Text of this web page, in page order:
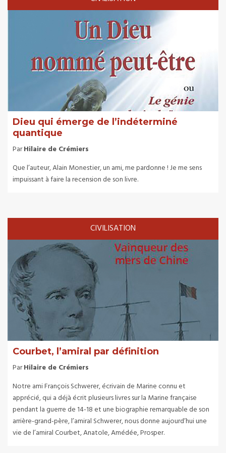
Dieu qui émerge de l’indéterminé
quantique
ParHilaire de Crémiers
Que l’auteur, Alain Monestier, un ami, me pardonne ! Je me sens
impuissant à faire la recension de son livre.
CIVILISATION
Courbet, l’amiral par définition
ParHilaire de Crémiers
Notre ami François Schwerer, écrivain de Marine connu et
apprécié, qui a déjà écrit plusieurs livres sur la Marine française
pendant la guerre de 14-18 et une biographie remarquable de son
arrière-grand-père, l’amiral Schwerer, nous donne aujourd’hui une
vie de l’amiral Courbet, Anatole, Amédée, Prosper.